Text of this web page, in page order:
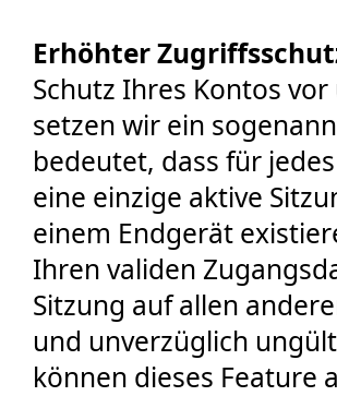
Erhöhter
Schutz Ihres Kontos
setzen wir ein
bedeutet, dass für
eine einzige aktive
einem Endgerät
Ihren validen
Sitzung auf allen
und unverzüglich
können dieses Feature